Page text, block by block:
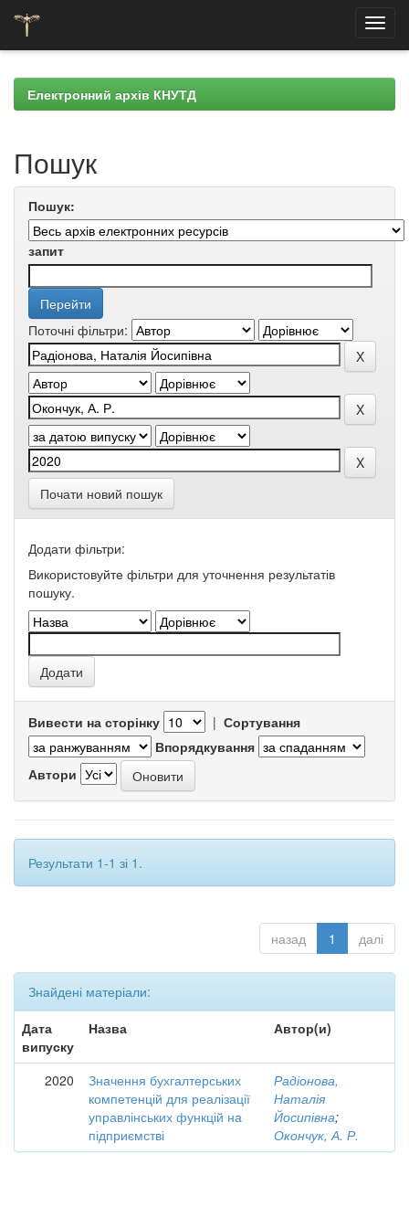
navigationЕлектронний архів КНУТД
Пошук
Пошук:
запит
Поточні фільтри:
Почати новий пошук
Додати фільтри:
Використовуйте фільтри для уточнення результатів
пошуку.
Вивести на сторінку | Сортування
Впорядкування
Автори
Результати 1-1 зі 1.
назад 1 далі
Знайдені матеріали:
Дата
випуску
Назва Автор(и)
2020
Значення бухгалтерських
компетенцій для реалізації
управлінських функцій на
підприємстві
Радіонова,
Наталія
Йосипівна;
Окончук, А. Р.